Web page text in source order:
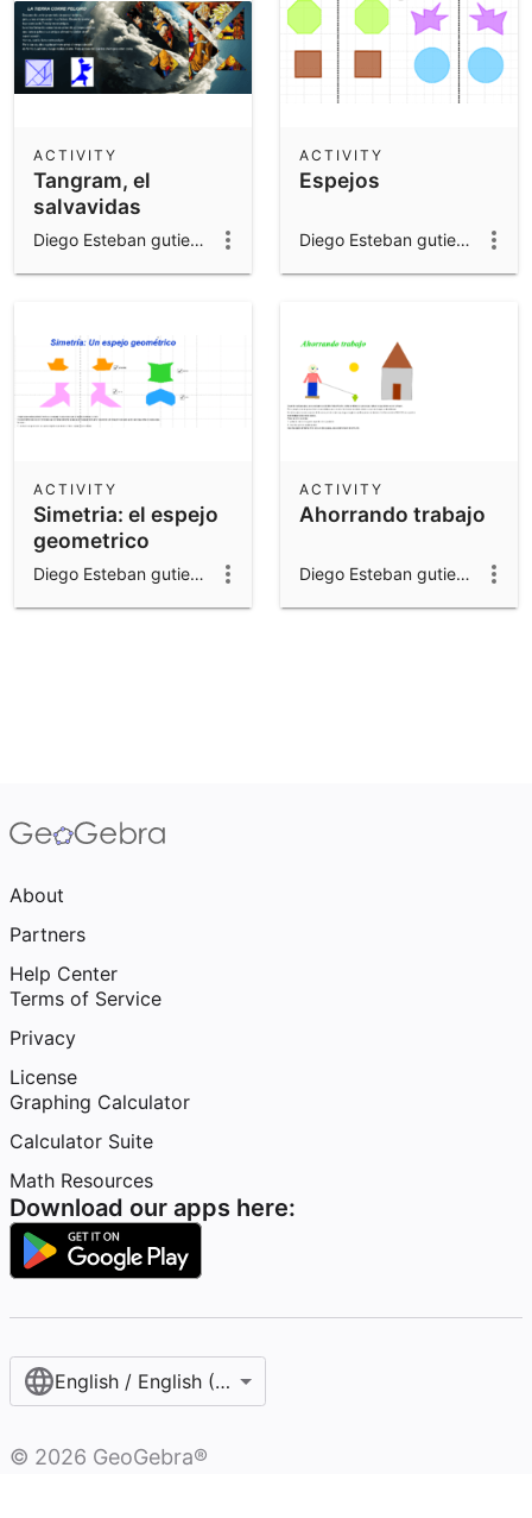
Tangram, el
salvavidas
terrestre
ACTIVITY
Diego Esteban gutierrez valencia
Espejos
ACTIVITY
Diego Esteban gutierrez valencia
Simetria: el espejo
geometrico
ACTIVITY
Diego Esteban gutierrez valencia
Ahorrando trabajo
ACTIVITY
Diego Esteban gutierrez valencia
About
Partners
Help Center
Terms of Service
Privacy
License
Graphing Calculator
Calculator Suite
Math Resources
Download our apps here:
English / English (United States)
© 2026 GeoGebra®